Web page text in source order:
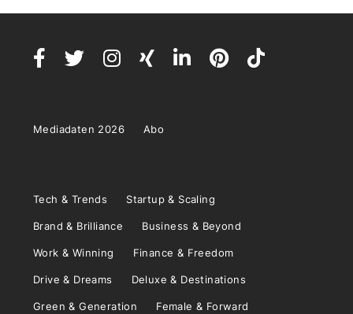
Mediadaten 2026 Abo
Tech & Trends Startup & Scaling
Brand & Brilliance Business & Beyond
Work & Winning Finance & Freedom
Drive & Dreams Deluxe & Destinations
Green & Generation Female & Forward